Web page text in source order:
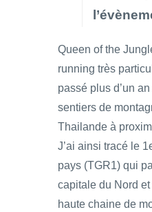
Queen of the
running très
passé plus d’un
sentiers de
Thailande à
J’ai ainsi tracé le
pays (TGR1) qui
capitale du Nord
haute chaine de